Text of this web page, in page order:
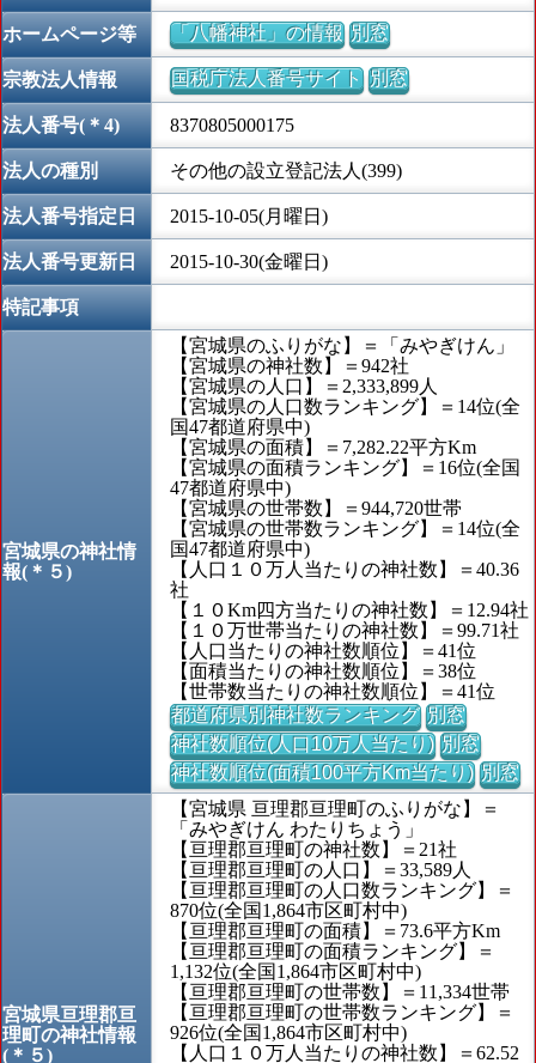
ホームページ等 「八幡神社」の情報 別窓
宗教法人情報 国税庁法人番号サイト 別窓
法人番号(＊4) 8370805000175
法人の種別 その他の設立登記法人(399)
法人番号指定日 2015-10-05(月曜日)
法人番号更新日 2015-10-30(金曜日)
特記事項
宮城県の神社情
報(＊５)
【宮城県のふりがな】＝「みやぎけん」
【宮城県の神社数】＝942社
【宮城県の人口】＝2,333,899人
【宮城県の人口数ランキング】＝14位(全
国47都道府県中)
【宮城県の面積】＝7,282.22平方Km
【宮城県の面積ランキング】＝16位(全国
47都道府県中)
【宮城県の世帯数】＝944,720世帯
【宮城県の世帯数ランキング】＝14位(全
国47都道府県中)
【人口１０万人当たりの神社数】＝40.36
社
【１０Km四方当たりの神社数】＝12.94社
【１０万世帯当たりの神社数】＝99.71社
【人口当たりの神社数順位】＝41位
【面積当たりの神社数順位】＝38位
【世帯数当たりの神社数順位】＝41位
都道府県別神社数ランキング 別窓
神社数順位(人口10万人当たり) 別窓
神社数順位(面積100平方Km当たり) 別窓
宮城県亘理郡亘
理町の神社情報
(＊５)
【宮城県 亘理郡亘理町のふりがな】＝
「みやぎけん わたりちょう」
【亘理郡亘理町の神社数】＝21社
【亘理郡亘理町の人口】＝33,589人
【亘理郡亘理町の人口数ランキング】＝
870位(全国1,864市区町村中)
【亘理郡亘理町の面積】＝73.6平方Km
【亘理郡亘理町の面積ランキング】＝
1,132位(全国1,864市区町村中)
【亘理郡亘理町の世帯数】＝11,334世帯
【亘理郡亘理町の世帯数ランキング】＝
926位(全国1,864市区町村中)
【人口１０万人当たりの神社数】＝62.52